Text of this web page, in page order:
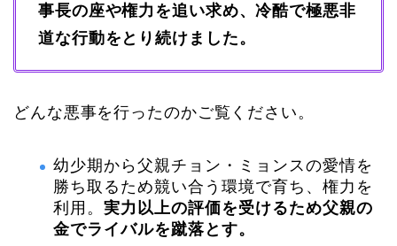
事長の座や権力を追い求め、冷酷で極悪非
道な行動をとり続けました。
どんな悪事を行ったのかご覧ください。
幼少期から父親チョン・ミョンスの愛情を
勝ち取るため競い合う環境で育ち、権力を
利用。 実力以上の評価を受けるため父親の
金でライバルを蹴落とす。